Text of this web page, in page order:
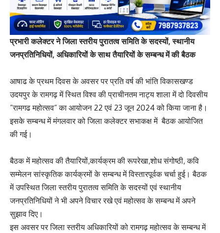
प्रभारी कलेक्टर ने जिला स्तरीय पुरातत्व समिति के सदस्यों, स्थानीय
जनप्रतिनिधियों, अधिकारियों के साथ तैयारियों के सम्बन्ध में की बैठक
आषाढ के प्रथम दिवस के अवसर पर प्रति वर्ष की भांति विकासखण्ड
उदयपुर के रामगढ़ में स्थित विश्व की प्राचीनतम नाट्य शाला में दो दिवसीय
“रामगढ महोत्सव“ का आयोजन 22 एवं 23 जून 2024 को किया जाना है।
इसके सम्बन्ध में मंगलवार को जिला कलेक्टर सभाकक्ष में बैठक आयोजित
की गई।
बैठक में महोत्सव की तैयारियों,कार्यक्रम की रूपरेखा,शोध संगोष्ठी, कवि
सम्मेलन सांस्कृतिक कार्यक्रमों के सम्बन्ध में विस्तारपूर्वक चर्चा हुई। बैठक
में उपस्थित जिला स्तरीय पुरातत्व समिति के सदस्यों एवं स्थानीय
जनप्रतिनिधियों ने भी अपने विचार रखे एवं महोत्सव के सम्बन्ध में अपने
सुझाव दिए।
इस अवसर पर जिला स्तरीय अधिकारियों को रामगढ़ महोत्सव के सम्बन्ध में